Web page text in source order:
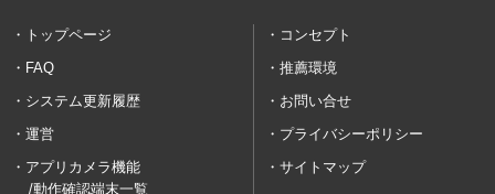
トップページ
コンセプト
FAQ
推薦環境
システム更新履歴
お問い合せ
運営
プライバシーポリシー
アプリカメラ機能
/動作確認端末一覧
サイトマップ